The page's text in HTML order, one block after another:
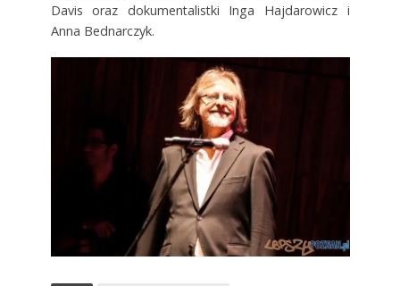
Davis oraz dokumentalistki Inga Hajdarowicz i
Anna Bednarczyk.